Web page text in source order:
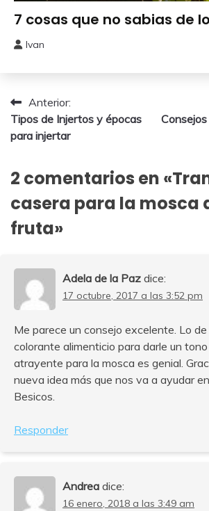
Perjudiciales
7 cosas que no sabias de
junio,
Ivan
Navegación
de
Anterior:
Tipos de Injertos y épocas
para injertar
2 comentarios en «
casera para la mosca
fruta»
Adela de la Paz dice:
17 octubre, 2017 a las 3:52 pm
Me parece un consejo excelente. Lo de
colorante alimenticio para darle un
atrayente para la mosca es genial.
nueva idea más que nos va a ayudar
Besicos.
Responder
Andrea dice:
16 enero, 2018 a las 3:49 am